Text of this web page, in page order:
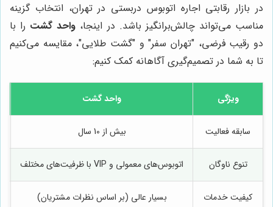
در بازار رقابتی اجاره اتوبوس دربستی در تهران، انتخاب گزینه
مناسب می‌تواند چالش‌برانگیز باشد. در اینجا، واحد گشت را با
دو رقیب فرضی، "تهران سفر" و "گشت طلایی"، مقایسه می‌کنیم
تا به شما در تصمیم‌گیری آگاهانه کمک کنیم:
ویژگی واحد گشت
سابقه فعالیت بیش از 10 سال
تنوع ناوگان اتوبوس‌های معمولی و VIP با ظرفیت‌های مختلف
کیفیت خدمات بسیار عالی (بر اساس نظرات مشتریان)